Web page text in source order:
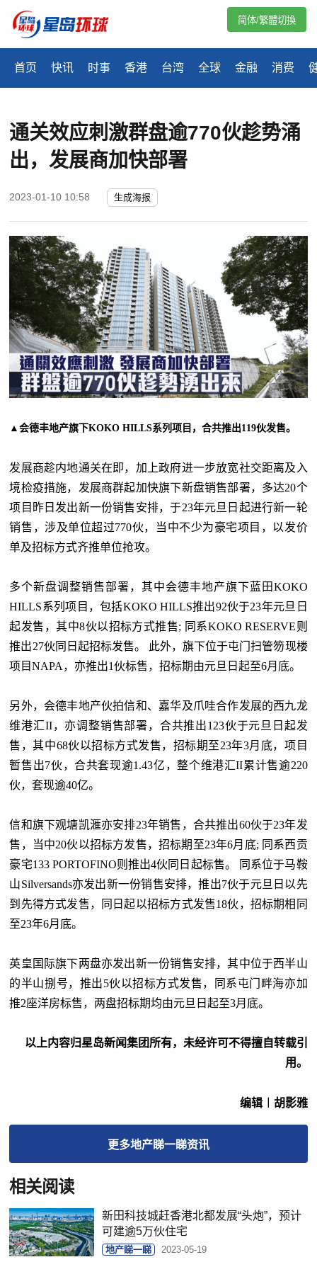
首页 快讯 时事 香港 台湾 全球 金融 消费
简体/繁體切換
通关效应刺激群盘逾770伙趁势涌
出，发展商加快部署
2023-01-10 10:58 生成海报
▲会德丰地产旗下KOKO HILLS系列项目，合共推出119伙发售。
发展商趁内地通关在即，加上政府进一步放宽社交距离及入
境检疫措施，发展商群起加快旗下新盘销售部署，多达20个
项目昨日发出新一份销售安排，于23年元旦日起进行新一轮
销售，涉及单位超过770伙，当中不少为豪宅项目，以发价
单及招标方式齐推单位抢攻。
多个新盘调整销售部署，其中会德丰地产旗下蓝田KOKO
HILLS系列项目，包括KOKO HILLS推出92伙于23年元旦日
起发售，其中8伙以招标方式推售; 同系KOKO RESERVE则
推出27伙同日起招标发售。 此外，旗下位于屯门扫管笏现楼
项目NAPA，亦推出1伙标售，招标期由元旦日起至6月底。
另外，会德丰地产伙拍信和、嘉华及爪哇合作发展的西九龙
维港汇II，亦调整销售部署，合共推出123伙于元旦日起发
售，其中68伙以招标方式发售，招标期至23年3月底，项目
暂售出7伙，合共套现逾1.43亿，整个维港汇II累计售逾220
伙，套现逾40亿。
信和旗下观塘凯滙亦安排23年销售，合共推出60伙于23年发
售，当中20伙以招标方发售，招标期至23年6月底; 同系西贡
豪宅133 PORTOFINO则推出4伙同日起标售。 同系位于马鞍
山Silversands亦发出新一份销售安排，推出7伙于元旦日以先
到先得方式发售，同日起以招标方式发售18伙，招标期相同
至23年6月底。
英皇国际旗下两盘亦发出新一份销售安排，其中位于西半山
的半山捌号，推出5伙以招标方式发售，同系屯门畔海亦加
推2座洋房标售，两盘招标期均由元旦日起至3月底。
以上内容归星岛新闻集团所有，未经许可不得擅自转载引
用。
编辑︱胡影雅
更多地产睇一睇资讯
相关阅读
新田科技城赶香港北都发展“头炮”，预计
可建逾5万伙住宅
地产睇一睇 2023-05-19